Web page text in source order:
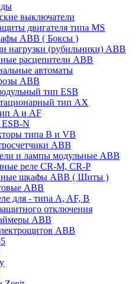
выключатели
двигателя типа MS
ABB ( Боксы )
нагрузки (рубильники) ABB
расцепители ABB
автоматы
ABB
тип ESB
тип AX
A и AF
N
типа B и VB
ABB
и лампы модульные ABB
реле CR-M, CR-P
шкафы ABB ( Щиты )
ABB
для - типа A, AF, B
отключения
ABB
АВВ